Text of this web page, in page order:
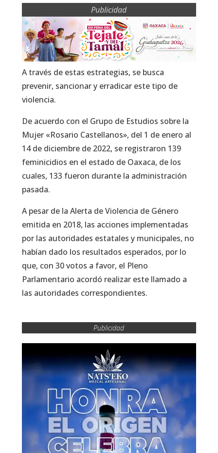
Publicidad
A través de estas estrategias, se busca
prevenir, sancionar y erradicar este tipo de
violencia.
De acuerdo con el Grupo de Estudios sobre la
Mujer «Rosario Castellanos», del 1 de enero al
14 de diciembre de 2022, se registraron 139
feminicidios en el estado de Oaxaca, de los
cuales, 133 fueron durante la administración
pasada.
A pesar de la Alerta de Violencia de Género
emitida en 2018, las acciones implementadas
por las autoridades estatales y municipales, no
habían dado los resultados esperados, por lo
que, con 30 votos a favor, el Pleno
Parlamentario acordó realizar este llamado a
las autoridades correspondientes.
Publicidad